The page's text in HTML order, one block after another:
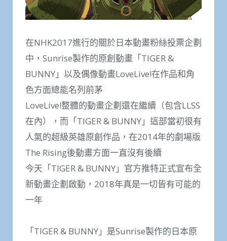
在NHK2017進行的關於日本動畫粉絲投票企劃
中，Sunrise製作的原創動畫「TIGER &
BUNNY」以及偶像動畫LoveLive!在作品和角
色方面總能名列前茅
LoveLive!整體的動畫企劃還在繼續（包含LLSS
在內），而「TIGER & BUNNY」這部當初很有
人氣的超級英雄原創作品，在2014年的劇場版
The Rising後動畫方面一直沒有後續
今天「TIGER & BUNNY」官方推特正式宣布全
新動畫企劃啟動，2018年真是一切皆有可能的
一年
「TIGER & BUNNY」是Sunrise製作的日本原